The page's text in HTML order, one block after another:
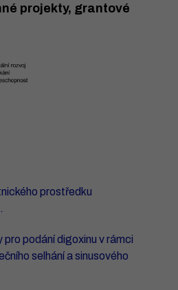
projekty, grantové
prostředku
podání digoxinu v rámci
selhání a sinusového